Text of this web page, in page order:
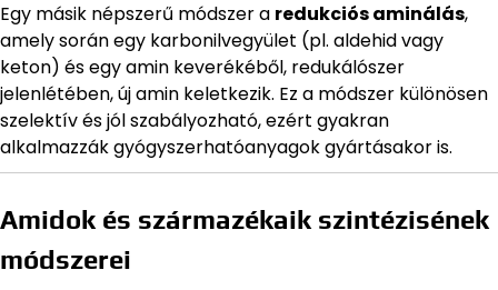
Egy másik népszerű módszer a redukciós aminálás,
amely során egy karbonilvegyület (pl. aldehid vagy
keton) és egy amin keverékéből, redukálószer
jelenlétében, új amin keletkezik. Ez a módszer különösen
szelektív és jól szabályozható, ezért gyakran
alkalmazzák gyógyszerhatóanyagok gyártásakor is.
Amidok és származékaik szintézisének
módszerei